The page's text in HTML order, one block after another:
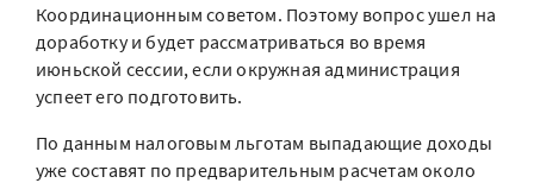
Координационным советом. Поэтому вопрос ушел на
доработку и будет рассматриваться во время
июньской сессии, если окружная администрация
успеет его подготовить.
По данным налоговым льготам выпадающие доходы
уже составят по предварительным расчетам около